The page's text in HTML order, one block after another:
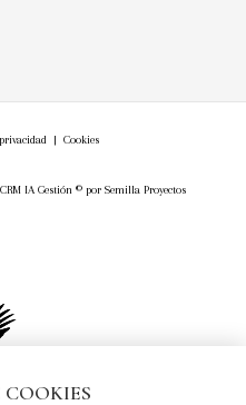
CRM IA Gestión ©por Semilla Proyectos
| Cookies
COOKIES